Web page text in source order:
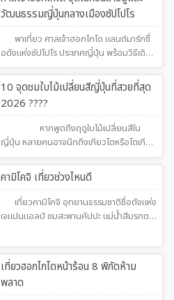
วัฒนธรรมญี่ปุ่นกลางเมืองซัปโปโร
พาเที่ยว ศาลเจ้าฮอกไกโด แลนด์มาร์กชื่
อดังแห่งซัปโปโร ประเทศญี่ปุ่น พร้อมวิธีเดิน
ทาง จุดเด่น เวลาเปิดปิด และเคล็ดลับขอพร
เสริมโชคแบบญี่ปุ่นแท้ ๆ
10 จุดชมใบไม้เปลี่ยนสีญี่ปุ่นที่สวยที่สุด
2026 ????
หากพูดถึงฤดูใบไม้เปลี่ยนสีใน
ญี่ปุ่น หลายคนอาจนึกถึงเกียวโตหรือโตเกียว
แต่ความจริงแล้วญี่ปุ่นมีจุดชมใบไม้แดงและ
ใบไม้สีทองสวยงามกระจายอยู่ทั่วประเทศ
ตั้งแต่ฮอกไกโดทางตอนเหนือ ไปจนถึงคันไซ
และชูโกกุทางตอนใต้ สำหรับใครที่กำลัง
วางแผนเที่ยวญี่ปุ่นช่วงฤดูใบไม้ร่วง ปี
คามิโคจิ เที่ยวช่วงไหนดี
เที่ยวคามิโคจิ อุทยานธรรมชาติชื่อดังแห่ง
เจแปนแอลป์ ชมสะพานคัปปะ แม่น้ำสีมรกต
สวยที่สุดทั้งฤดูเขียวขจีและใบไม้เปลี่ยนสี
เที่ยวฮอกไกโดหน้าร้อน 8 พิกัดห้าม
พลาด